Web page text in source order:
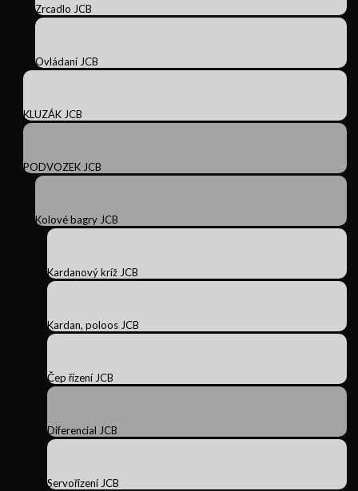
Zrcadlo JCB
Ovládaní JCB
KLUZÁK JCB
PODVOZEK JCB
Kolové bagry JCB
Kardanový kríž JCB
Kardan, poloos JCB
Čep řízení JCB
Diferencial JCB
Servořízení JCB